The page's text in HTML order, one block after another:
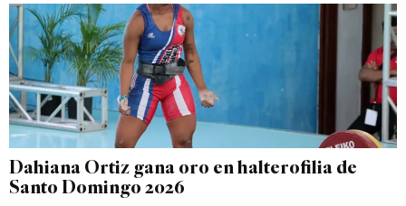
Dahiana Ortiz gana oro en halterofilia de
Santo Domingo 2026